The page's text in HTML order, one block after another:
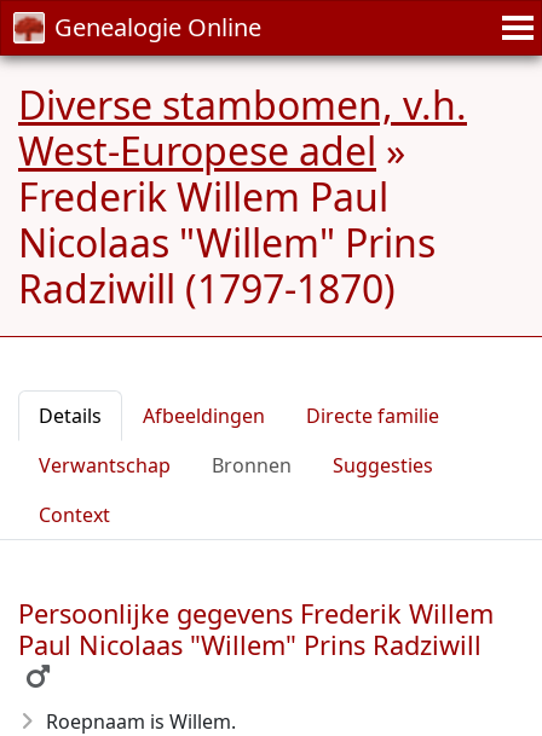
Genealogie Online
Diverse stambomen, v.h.
West-Europese adel »
Frederik Willem Paul
Nicolaas "Willem" Prins
Radziwill (1797-1870)
Details Afbeeldingen
Directe familie
Verwantschap
Bronnen
Suggesties
Context
Persoonlijke gegevens Frederik Willem
Paul Nicolaas "Willem" Prins Radziwill
Roepnaam is Willem.